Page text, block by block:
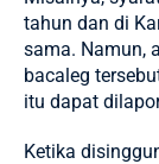
tahun dan di
sama. Namun,
bacaleg
itu dapat
Ketika